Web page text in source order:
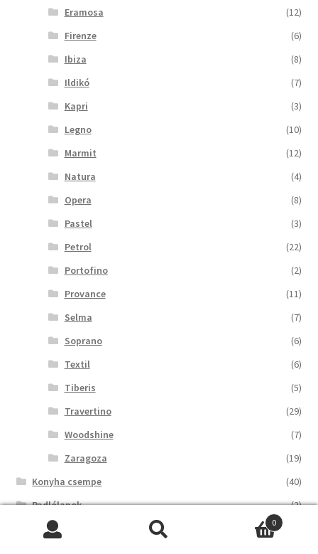
Eramosa
(12)
Firenze
(6)
Ibiza
(8)
Ildikó
(7)
Kapri
(3)
Legno
(10)
Marmit
(12)
Natura
(4)
Opera
(8)
Pastel
(3)
Petrol
(22)
Portofino
(2)
Provance
(11)
Selma
(7)
Soprano
(6)
Textil
(6)
Tiberis
(5)
Travertino
(29)
Woodshine
(7)
Zaragoza
(19)
Konyha csempe
(40)
Padlólapok
(2)
Keresés
0